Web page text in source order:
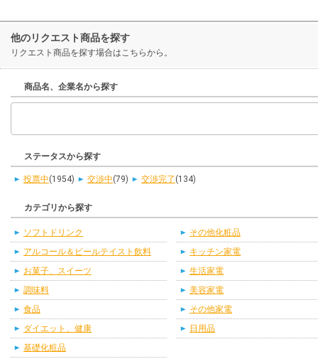
他のリクエスト商品を探す
リクエスト商品を探す場合はこちらから。
商品名、企業名から探す
ステータスから探す
投票中(1954) 交渉中(79) 交渉完了 (134)
カテゴリから探す
ソフトドリンク
アルコール＆ビールテイスト飲料
お菓子、スイーツ
調味料
食品
ダイエット、健康
基礎化粧品
その他化粧品
キッチン家電
生活家電
美容家電
その他家電
日用品